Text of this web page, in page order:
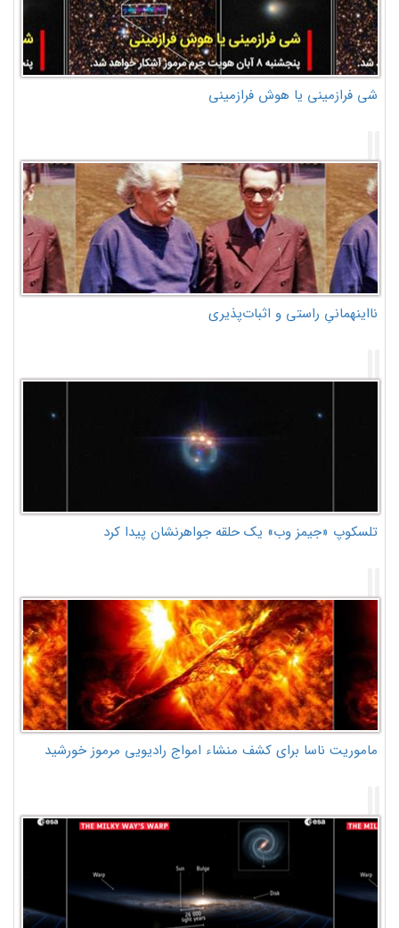
شی فرازمینی یا هوش فرازمینی
نااینهمانیِ راستی و اثبات‌پذیری
تلسکوپ «جیمز وب» یک حلقه جواهرنشان پیدا کرد
ماموریت ناسا برای کشف منشاء امواج رادیویی مرموز خورشید